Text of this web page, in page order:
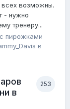
всех возможны.
- нужно
тренеру...
пирожками
в
253
в